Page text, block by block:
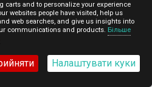
carts and to personalize your experience
websites people have visited, help us
web searches, and give us insights into
communications and products. Більше
Налаштувати куки